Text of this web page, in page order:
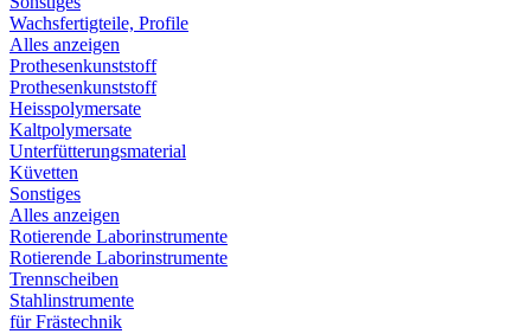
Wachsfertigteile, Profile
Alles anzeigen
Prothesenkunststoff
Prothesenkunststoff
Heisspolymersate
Kaltpolymersate
Unterfütterungsmaterial
Küvetten
Sonstiges
Alles anzeigen
Rotierende Laborinstrumente
Rotierende Laborinstrumente
Trennscheiben
Stahlinstrumente
für Frästechnik